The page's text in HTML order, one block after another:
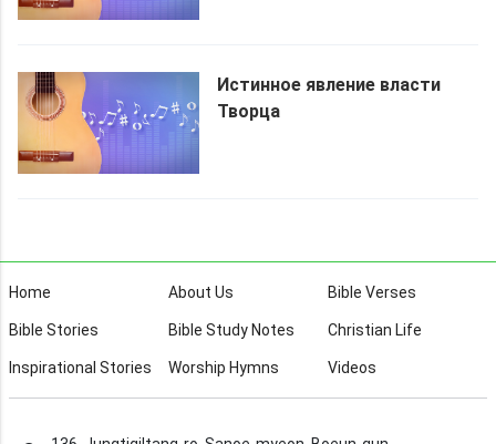
Истинное явление власти
Творца
Home About Us Bible Verses
Bible Stories Bible Study Notes Christian Life
Inspirational Stories Worship Hymns Videos